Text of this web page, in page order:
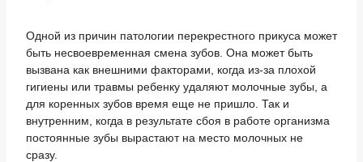
Одной из причин патологии перекрестного прикуса может
быть несвоевременная смена зубов. Она может быть
вызвана как внешними факторами, когда из-за плохой
гигиены или травмы ребенку удаляют молочные зубы, а
для коренных зубов время еще не пришло. Так и
внутренним, когда в результате сбоя в работе организма
постоянные зубы вырастают на место молочных не
сразу.